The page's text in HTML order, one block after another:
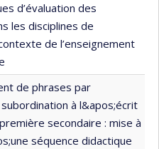
d’évaluation des
les disciplines de
de l’enseignement
de phrases par
à l&apos;écrit
secondaire : mise à
séquence didactique